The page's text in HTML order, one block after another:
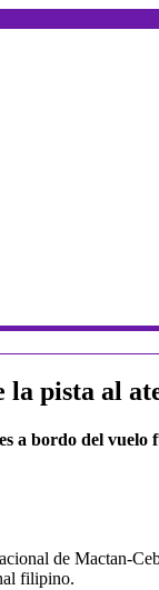
la pista al
a bordo del vuelo
de Mactan-
filipino.